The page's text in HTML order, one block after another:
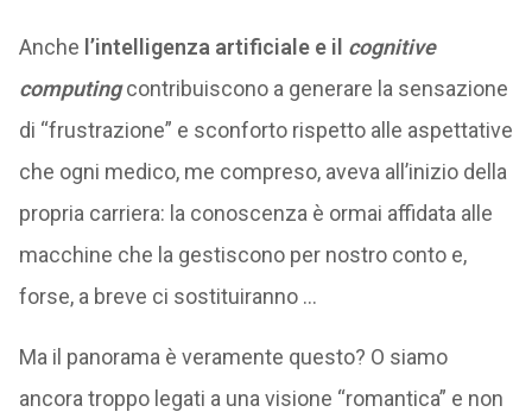
Anche l’intelligenza artificiale e il cognitive
computingcontribuiscono a generare la sensazione
di “frustrazione” e sconforto rispetto alle aspettative
che ogni medico, me compreso, aveva all’inizio della
propria carriera: la conoscenza è ormai affidata alle
macchine che la gestiscono per nostro conto e,
forse, a breve ci sostituiranno …
Ma il panorama è veramente questo? O siamo
ancora troppo legati a una visione “romantica” e non